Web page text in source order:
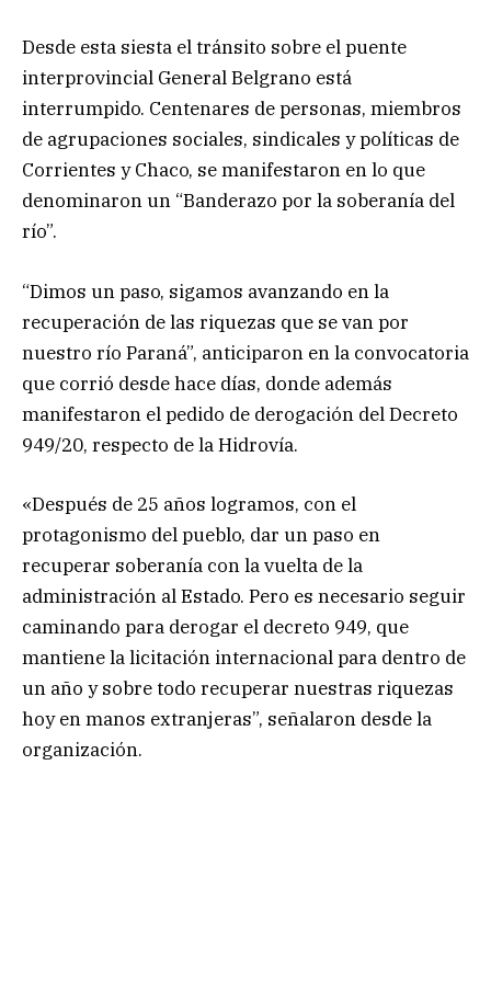
Desde esta siesta el tránsito sobre el puente
interprovincial General Belgrano está
interrumpido. Centenares de personas, miembros
de agrupaciones sociales, sindicales y políticas de
Corrientes y Chaco, se manifestaron en lo que
denominaron un “Banderazo por la soberanía del
río”.
“Dimos un paso, sigamos avanzando en la
recuperación de las riquezas que se van por
nuestro río Paraná”, anticiparon en la convocatoria
que corrió desde hace días, donde además
manifestaron el pedido de derogación del Decreto
949/20, respecto de la Hidrovía.
«Después de 25 años logramos, con el
protagonismo del pueblo, dar un paso en
recuperar soberanía con la vuelta de la
administración al Estado. Pero es necesario seguir
caminando para derogar el decreto 949, que
mantiene la licitación internacional para dentro de
un año y sobre todo recuperar nuestras riquezas
hoy en manos extranjeras”, señalaron desde la
organización.